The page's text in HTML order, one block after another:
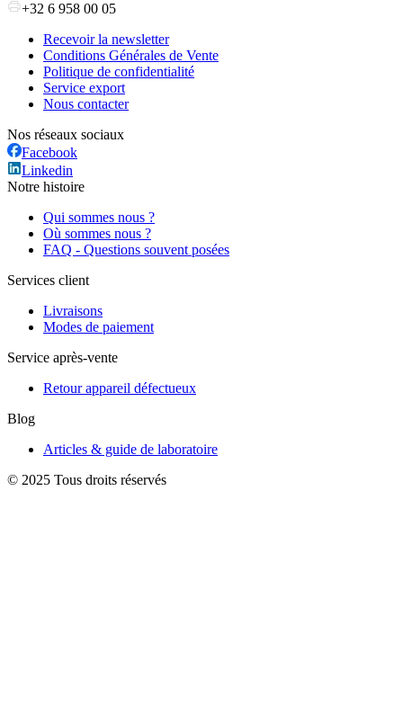
+32 6 958 00 05
Recevoir la newsletter
Conditions Générales de Vente
Politique de confidentialité
Service export
Nous contacter
Nos réseaux sociaux
Facebook
Linkedin
Notre histoire
Qui sommes nous ?
Où sommes nous ?
FAQ - Questions souvent posées
Services client
Livraisons
Modes de paiement
Service après-vente
Retour appareil défectueux
Blog
Articles & guide de laboratoire
© 2025 Tous droits réservés